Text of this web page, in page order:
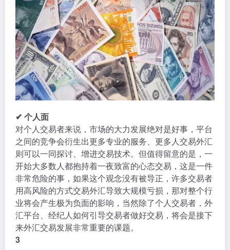
✔ 个人面
对个人交易者来说，市场的大力发展绝对是好事，平台
之间的竞争会衍生出更多专业的服务、更多人交易外汇
则可以一同探讨、增进交易技术。但值得留意的是，一
开始大多数人都抱持着一夜致富的心态交易，这是一件
非常危险的事，如果这个观念没有被导正，许多交易者
用高风险的方式交易外汇导致大规模亏损，那对整个行
业将会产生极为负面的影响，当然除了个人交易者，外
汇平台、经纪人如何引导交易者做好交易，将会是接下
来外汇交易发展非常重要的课题。
3